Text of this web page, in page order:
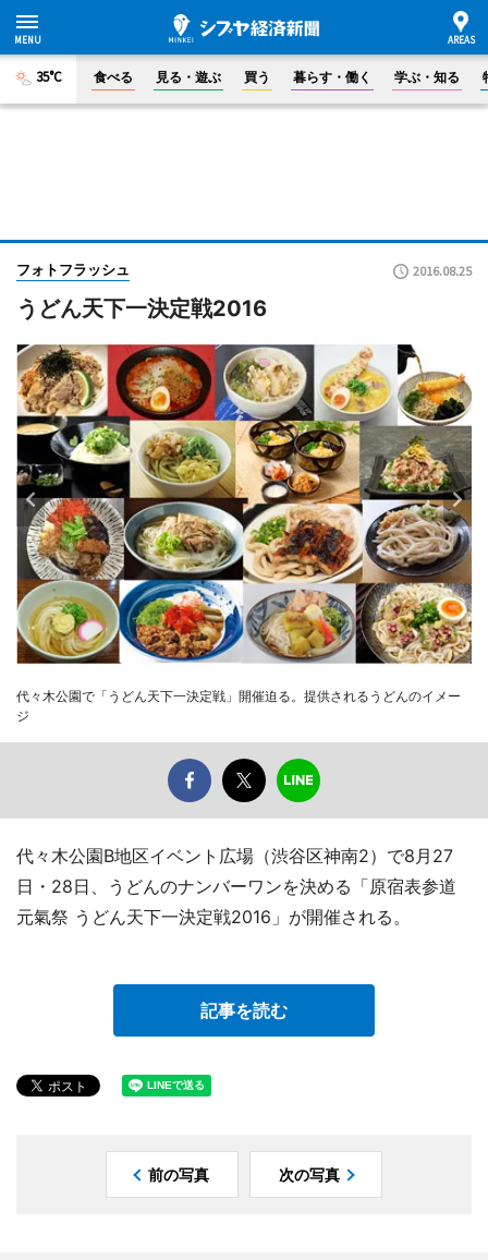
35°C 食べる 見る・遊ぶ 買う 暮らす・働く 学ぶ・知る
フォトフラッシュ 2016.08.25
うどん天下一決定戦2016
代々木公園で「うどん天下一決定戦」開催迫る。提供されるうどんのイメー
ジ
代々木公園B地区イベント広場（渋谷区神南2）で8月27
日・28日、うどんのナンバーワンを決める「原宿表参道
元氣祭 うどん天下一決定戦2016」が開催される。
記事を読む
前の写真 次の写真